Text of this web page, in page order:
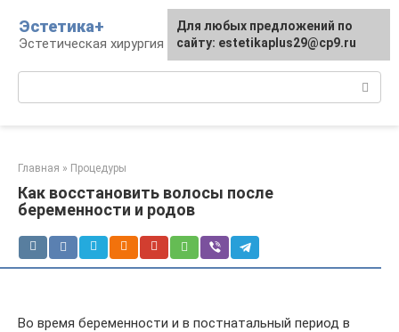
контенту
Эстетика+
Эстетическая хирургия и косметология
Главная » Процедуры
Как восстановить волосы после
беременности и родов
Во время беременности и в постнатальный период в
Для любых предложений по
сайту: estetikaplus29@cp9.ru